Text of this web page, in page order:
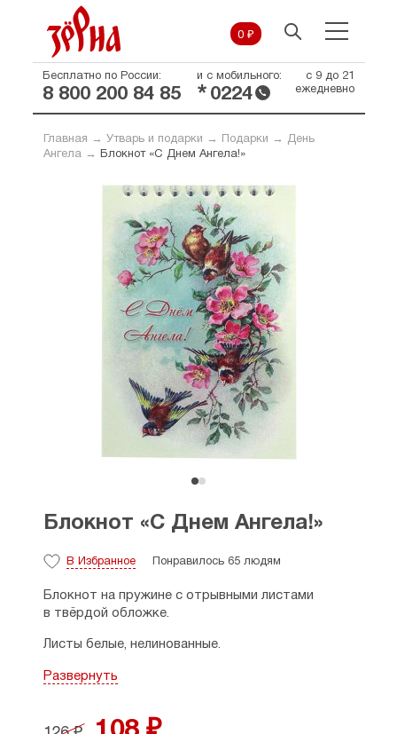
0 ₽
Бесплатно по России:
8 800 200 84 85
и с мобильного:
* 0224
с 9 до 21
ежедневно
Главная → Утварь и подарки → Подарки →
День
Ангела→ Блокнот «С Днем Ангела!»
Блокнот «С Днем Ангела!»
В Избранное Понравилось 65 людям
Блокнот на пружине с отрывными листами
в твёрдой обложке.
Листы белые, нелинованные.
Размеры: 10,5×15 см.
Развернуть